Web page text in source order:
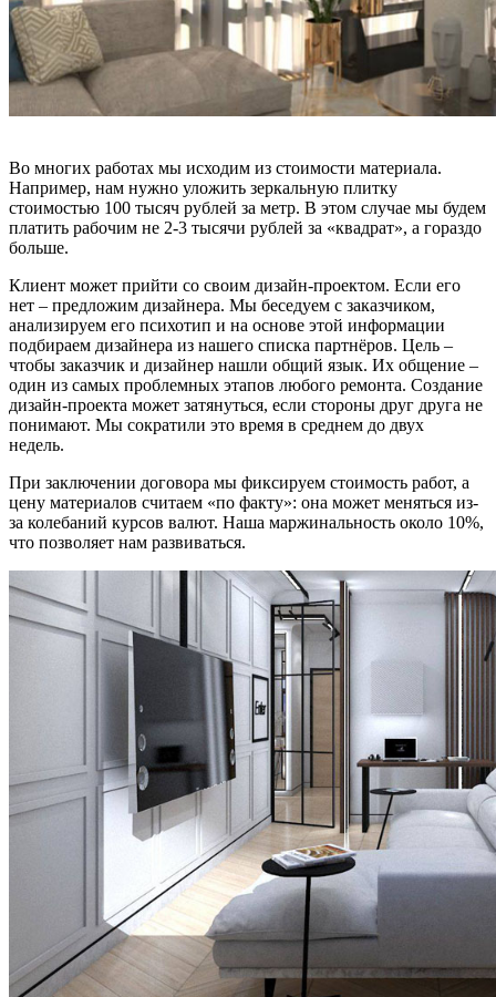
Во многих работах мы исходим из стоимости материала.
Например, нам нужно уложить зеркальную плитку
стоимостью 100 тысяч рублей за метр. В этом случае мы будем
платить рабочим не 2-3 тысячи рублей за «квадрат», а гораздо
больше.
Клиент может прийти со своим дизайн-проектом. Если его
нет – предложим дизайнера. Мы беседуем с заказчиком,
анализируем его психотип и на основе этой информации
подбираем дизайнера из нашего списка партнёров. Цель –
чтобы заказчик и дизайнер нашли общий язык. Их общение –
один из самых проблемных этапов любого ремонта. Создание
дизайн-проекта может затянуться, если стороны друг друга не
понимают. Мы сократили это время в среднем до двух
недель.
При заключении договора мы фиксируем стоимость работ, а
цену материалов считаем «по факту»: она может меняться из-
за колебаний курсов валют. Наша маржинальность около 10%,
что позволяет нам развиваться.